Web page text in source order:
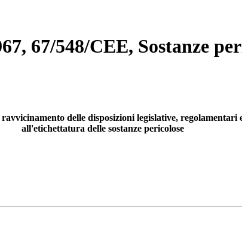
67/548/CEE, Sostanze
delle disposizioni legislative,
all'etichettatura delle sostanze pericolose